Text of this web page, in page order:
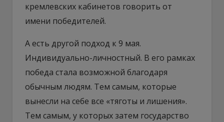
кремлевских кабинетов говорить от
имени победителей.
А есть другой подход к 9 мая.
Индивидуально-личностный. В его рамках
победа стала возможной благодаря
обычным людям. Тем самым, которые
вынесли на себе все «тяготы и лишения».
Тем самым, у которых затем государство